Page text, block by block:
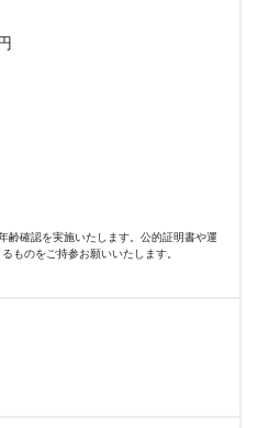
齢確認を実施いたします。公的証明書や運
ものをご持参お願いいたします。